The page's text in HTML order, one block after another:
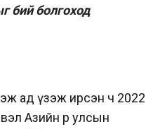
бий болгоход
ад үзэж ирсэн ч 2022
Азийн өөр улсын